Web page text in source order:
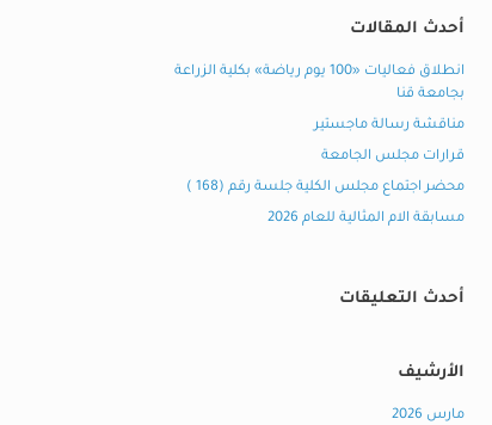
أحدث المقالات
انطلاق فعاليات «100 يوم رياضة» بكلية الزراعة
بجامعة قنا
مناقشة رسالة ماجستير
قرارات مجلس الجامعة
محضر اجتماع مجلس الكلية جلسة رقم (168 )
مسابقة الام المثالية للعام 2026
أحدث التعليقات
الأرشيف
مارس 2026